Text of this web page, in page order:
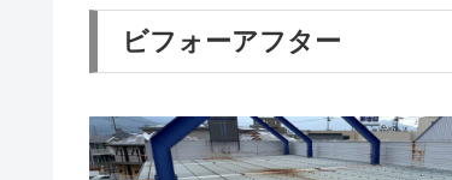
ビフォーアフター